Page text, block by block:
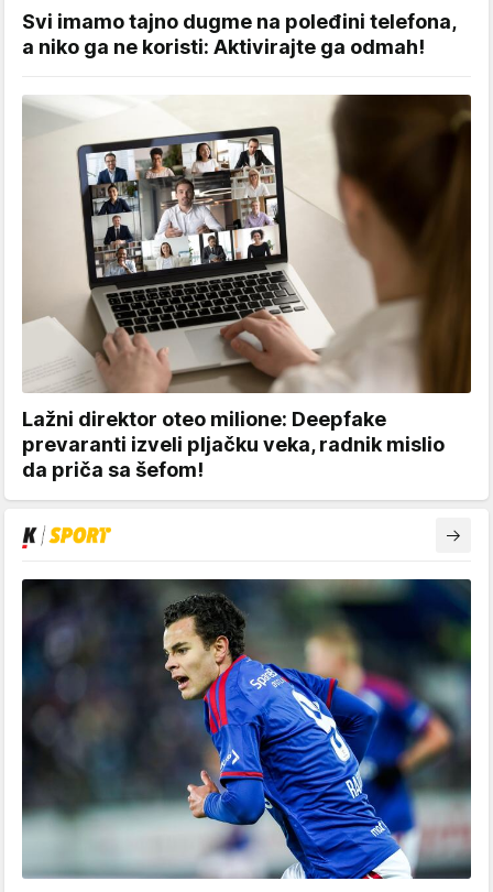
Svi imamo tajno dugme na poleđini telefona,
a niko ga ne koristi: Aktivirajte ga odmah!
Lažni direktor oteo milione: Deepfake
prevaranti izveli pljačku veka, radnik mislio
da priča sa šefom!